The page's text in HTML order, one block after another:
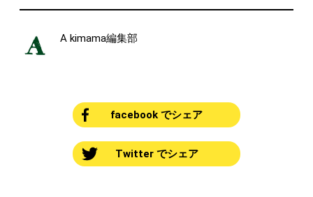
A kimama編集部
facebook でシェア
Twitter でシェア